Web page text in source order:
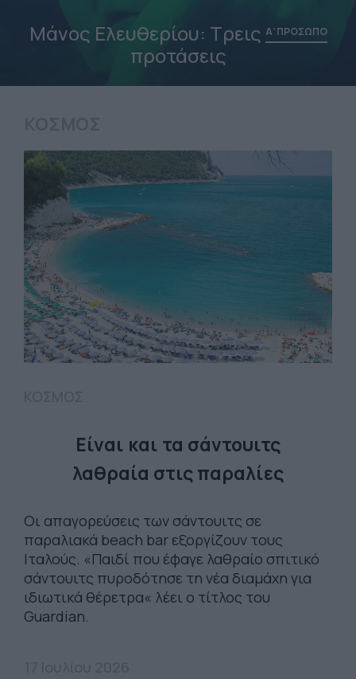
Ο Μπόρχες μισούσεΑ' ΠΡΟΣΩΠΟτο
ποδόσφαιρο
Είναι και τα σάντουιτς
λαθραία στις παραλίες
Οι απαγορεύσεις των σάντουιτς σε
παραλιακά beach bar εξοργίζουν τους
Ιταλούς. «Παιδί που έφαγε λαθραίο σπιτικό
σάντουιτς πυροδότησε τη νέα διαμάχη για
ιδιωτικά θέρετρα« λέει ο τίτλος του
Guardian.